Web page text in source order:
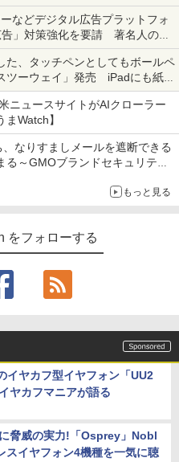
いた時間でなにしてる？】
などデジタル広告プラットフォ
」対策強化を要請 著名人の写
への対策として
た、タッチペンとしてもボールペ
ツーウェイ」発売 iPadにも紙に
ニュースサイトがAIクローラー
Watch】
なりすましメールを遮断できる
～GMOブランドセキュリティ
もっと見る
をフォローする
イヤカフ型イヤフォン「UU2
ヤカフマニアが語る
脅威の実力!「Osprey」Nobl
スイヤフォン4機種を一気に聴